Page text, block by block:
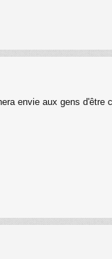
envie aux gens d'être